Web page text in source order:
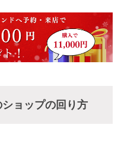
ョップの回り方